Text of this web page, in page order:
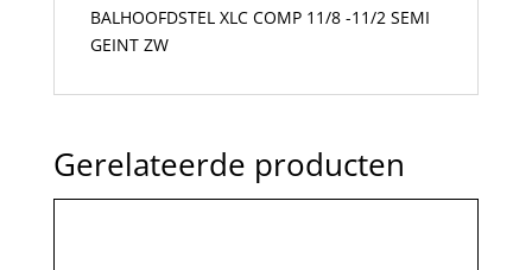
BALHOOFDSTEL XLC COMP 11/8 -11/2 SEMI
GEINT ZW
Gerelateerde producten